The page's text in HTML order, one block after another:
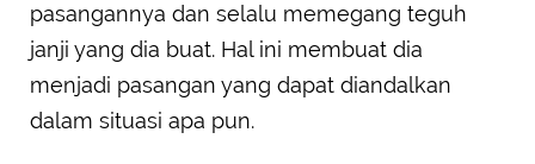
pasangannya dan selalu memegang teguh
janji yang dia buat. Hal ini membuat dia
menjadi pasangan yang dapat diandalkan
dalam situasi apa pun.